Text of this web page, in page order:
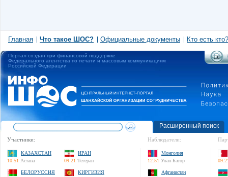
Главная Что такое ШОС? Официальные документы Кто есть кто?
Портал создан при финансовой поддержке
Федерального агентства по печати и массовым коммуникациям
Российской Федерации
Расширенный поиск
Участники:
КАЗАХСТАН
10:51 Астана
ИРАН
09:21 Тегеран
БЕЛОРУССИЯ
КИРГИЗИЯ
Наблюдатели:
Монголия
12:51 Улан-Батор
Афганистан